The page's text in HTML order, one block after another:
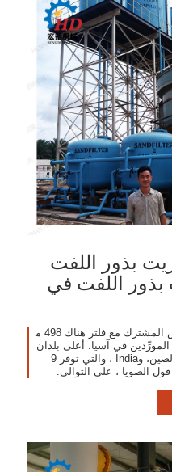
بذور اللفت
اللفت في
مكبس زيت عباد الشمس المشترك مع فلتر هناك 498 م
في آسيا. أعلى بلدان
العرض أو المناطق هي الصين، وIndia ، والتي توفر 9